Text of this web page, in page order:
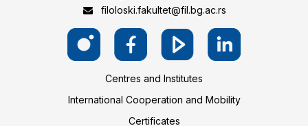
filoloski.fakultet@fil.bg.ac.rs
Centres and Institutes
International Cooperation and Mobility
Certificates